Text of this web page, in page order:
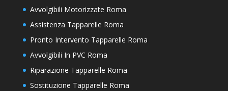
Avvolgibili Motorizzate Roma
Assistenza Tapparelle Roma
Pronto Intervento Tapparelle Roma
Avvolgibili In PVC Roma
Riparazione Tapparelle Roma
Sostituzione Tapparelle Roma